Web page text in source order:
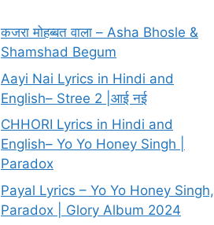
कजरा मोहब्बत वाला – Asha Bhosle &
Shamshad Begum
Aayi Nai Lyrics in Hindi and
English– Stree 2 |आई नई
CHHORI Lyrics in Hindi and
English– Yo Yo Honey Singh |
Paradox
Payal Lyrics – Yo Yo Honey Singh,
Paradox | Glory Album 2024